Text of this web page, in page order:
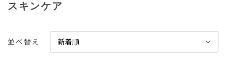
スキンケア
並べ替え